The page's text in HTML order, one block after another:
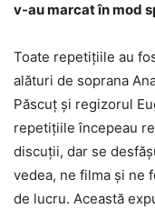
v-au marcat în mod
Toate repetițiile au
alături de soprana
Păscuț și regizorul
repetițiile începeau
discuții, dar se
vedea, ne filma și ne
de lucru. Această